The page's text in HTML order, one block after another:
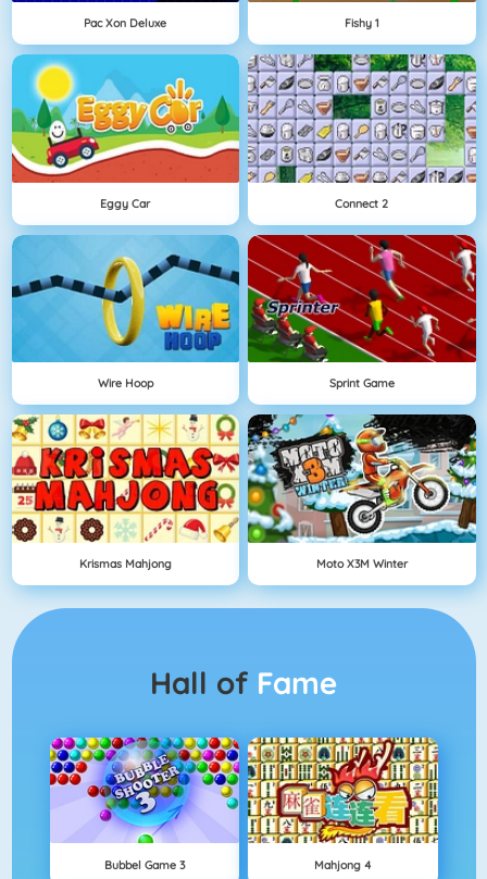
Pac Xon Deluxe Fishy 1
Eggy Car Connect 2
Wire Hoop Sprint Game
Krismas Mahjong Moto X3M Winter
Hall of Fame
Bubbel Game 3 Mahjong 4